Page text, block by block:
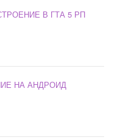
В ГТА 5 РП
НА АНДРОИД